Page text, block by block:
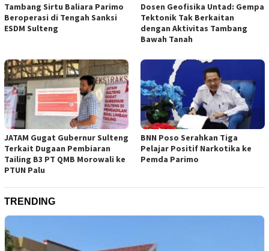
Tambang Sirtu Baliara Parimo
Beroperasi di Tengah Sanksi
ESDM Sulteng
Dosen Geofisika Untad: Gempa
Tektonik Tak Berkaitan
dengan Aktivitas Tambang
Bawah Tanah
JATAM Gugat Gubernur Sulteng
Terkait Dugaan Pembiaran
Tailing B3 PT QMB Morowali ke
PTUN Palu
BNN Poso Serahkan Tiga
Pelajar Positif Narkotika ke
Pemda Parimo
TRENDING